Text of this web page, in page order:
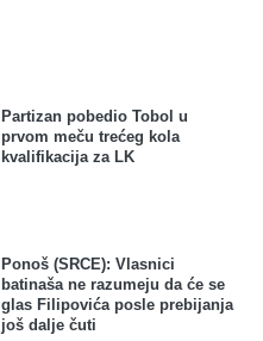
Partizan pobedio Tobol u
prvom meču trećeg kola
kvalifikacija za LK
Ponoš (SRCE): Vlasnici
batinaša ne razumeju da će se
glas Filipovića posle prebijanja
još dalje čuti